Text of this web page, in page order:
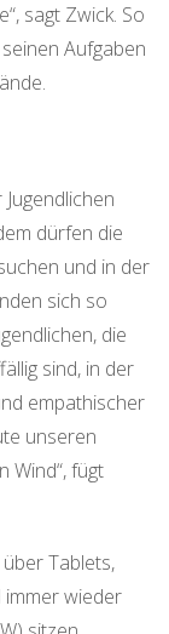
sagt Zwick. So
Aufgaben
dürfen die
und in der
sich so
die
sind, in der
empathischer
unseren
Wind“, fügt
Tablets,
immer wieder